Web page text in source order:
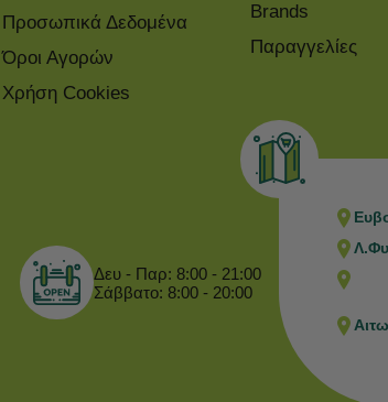
Προσωπικά Δεδομένα
Όροι Αγορών
Χρήση Cookies
Brands
Παραγγελίες
Δευ - Παρ: 8:00 - 21:00
Σάββατο: 8:00 - 20:00